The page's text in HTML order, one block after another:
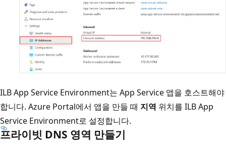
ILB App Service Environment는 App Service 앱을 호스트해야
합니다. Azure Portal에서 앱을 만들 때 지역 위치를 ILB App
Service Environment로 설정합니다.
프라이빗 DNS 영역 만들기